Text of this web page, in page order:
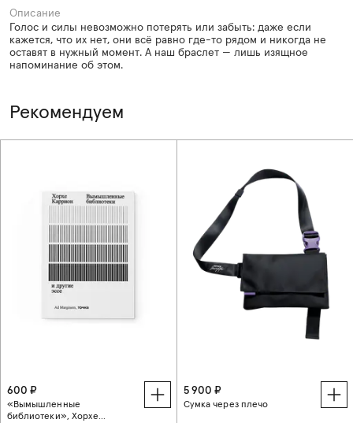
Описание
Голос и силы невозможно потерять или забыть: даже если
кажется, что их нет, они всё равно где-то рядом и никогда не
оставят в нужный момент. А наш браслет — лишь изящное
напоминание об этом.
Рекомендуем
600 ₽
«Вымышленные
библиотеки», Хорхе
5 900 ₽
Сумка через плечо